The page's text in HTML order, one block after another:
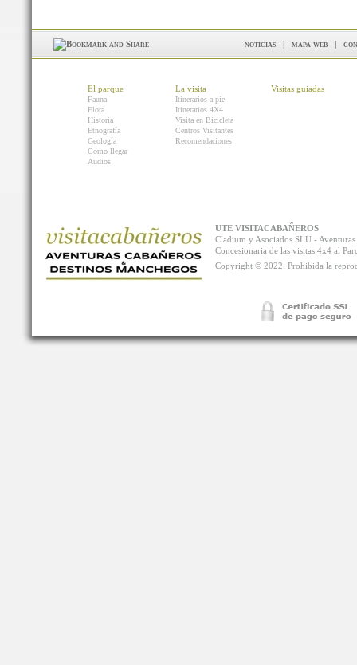
noticias | mapa web |
El parque
Fauna
Flora
Historia
Etnografía
Geología
Como llegar
Audios
La visita
Itinerarios a pie
Itinerarios 4X4
Visita en Bicicleta
Centros Visitantes
Recomendaciones
Visitas guiadas
UTE VISITACABAÑEROS
Cladium y Asociados SLU -
Concesionaria de las visitas 4x4 al
Copyright © 2022. Prohibida la